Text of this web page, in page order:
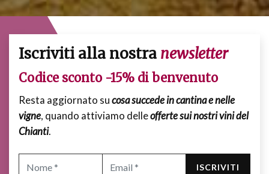
Iscriviti alla nostra newsletter
Codice sconto -15% di benvenuto
Resta aggiornato sucosa succede in cantina e nelle
vigne, quando attiviamo delleofferte sui nostri vini del
Chianti.
ISCRIVITI